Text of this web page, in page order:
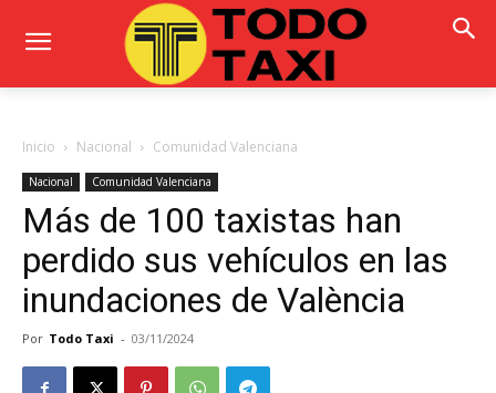
Inicio Nacional Comunidad Valenciana
Nacional Comunidad Valenciana
Más de 100 taxistas han
perdido sus vehículos en las
inundaciones de València
Por Todo Taxi - 03/11/2024